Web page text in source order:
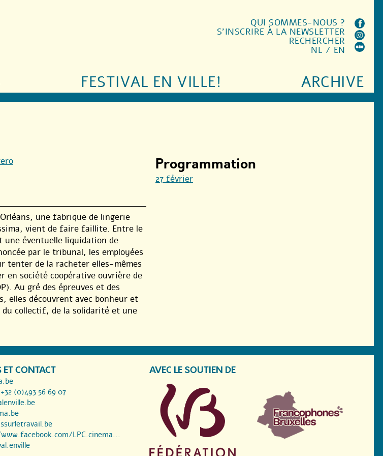
FESTIVAL EN VILLE! ARCHIVE
QUI SOMMES-NOUS ?
S'INSCRIRE À LA NEWSLETTER
RECHERCHER
NL / EN
une fabrique de lingerie
vient de faire faillite. Entre le
une éventuelle liquidation de
par le tribunal, les employées
tenter de la racheter elles-mêmes
en société coopérative ouvrière de
Au gré des épreuves et des
elles découvrent avec bonheur et
collectif, de la solidarité et une
Programmation
27 février
CONTACT
(0)493 56 69 07
LPC.cinema...
AVEC LE SOUTIEN DE